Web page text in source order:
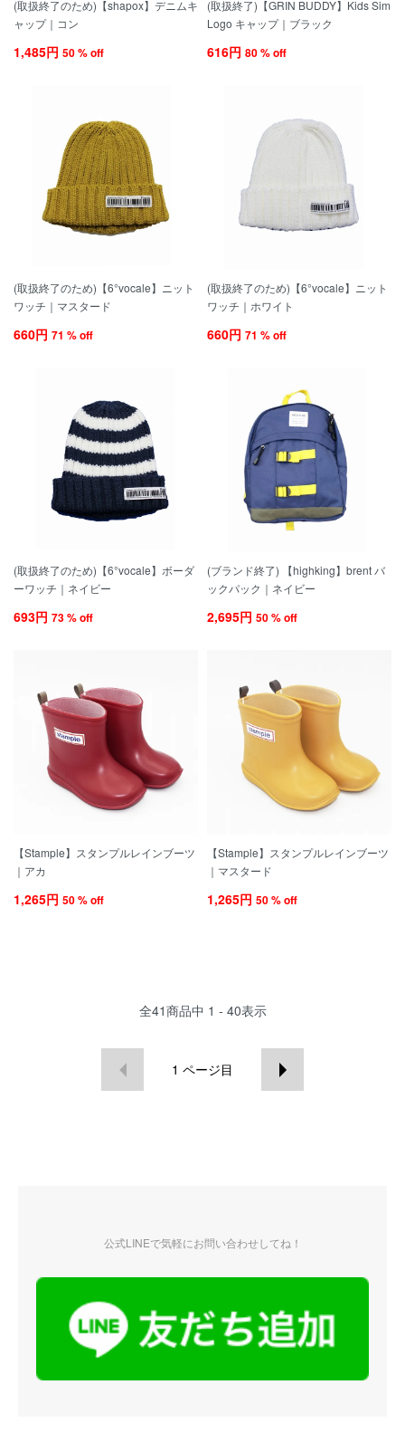
(取扱終了のため)【shapox】デニムキ
ャップ｜コン
1,485円 50 % off
(取扱終了)【GRIN BUDDY】Kids Sim
Logo キャップ｜ブラック
616円 80 % off
(取扱終了のため)【6°vocale】ニット
ワッチ｜マスタード
660円 71 % off
(取扱終了のため)【6°vocale】ニット
ワッチ｜ホワイト
660円 71 % off
(取扱終了のため)【6°vocale】ボーダ
ーワッチ｜ネイビー
693円 73 % off
(ブランド終了) 【highking】brent バ
ックパック｜ネイビー
2,695円 50 % off
【Stample】スタンプルレインブーツ
｜アカ
1,265円 50 % off
【Stample】スタンプルレインブーツ
｜マスタード
1,265円 50 % off
全41商品中 1 - 40表示
1 ページ目
公式LINEで気軽にお問い合わせしてね！